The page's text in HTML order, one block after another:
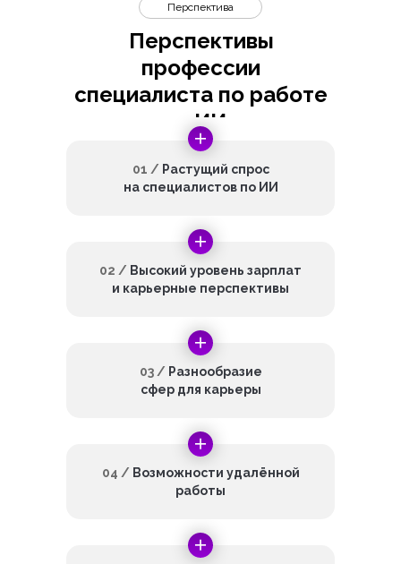
Перспективы
профессии
специалиста по работе
с ИИ
Перспектива
04 / Возможности удалённой
работы
03 / Разнообразие
сфер для карьеры
02 / Высокий уровень зарплат
и карьерные перспективы
01 / Растущий спрос
на специалистов по ИИ